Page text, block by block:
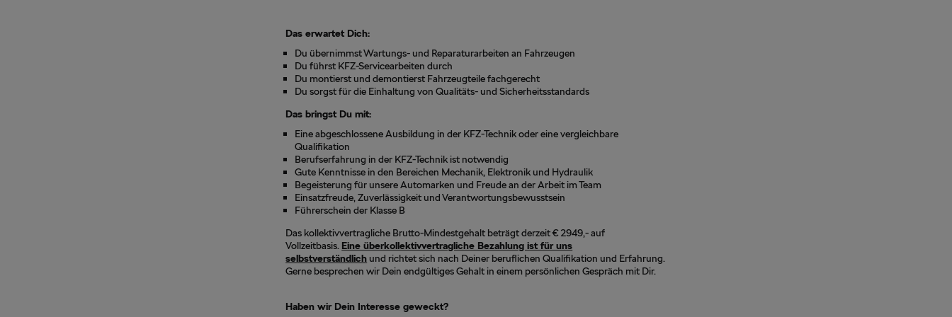
Das erwartet Dich:
Du übernimmst Wartungs- und Reparaturarbeiten an Fahrzeugen
Du führst KFZ-Servicearbeiten durch
Du montierst und demontierst Fahrzeugteile fachgerecht
Du sorgst für die Einhaltung von Qualitäts- und Sicherheitsstandards
Das bringst Du mit:
Eine abgeschlossene Ausbildung in der KFZ-Technik oder eine vergleichbare
Qualifikation
Berufserfahrung in der KFZ-Technik ist notwendig
Gute Kenntnisse in den Bereichen Mechanik, Elektronik und Hydraulik
Begeisterung für unsere Automarken und Freude an der Arbeit im Team
Einsatzfreude, Zuverlässigkeit und Verantwortungsbewusstsein
Führerschein der Klasse B
Das kollektivvertragliche Brutto-Mindestgehalt beträgt derzeit € 2949,- auf
Vollzeitbasis. Eine überkollektivvertragliche Bezahlung ist für uns
selbstverständlich und richtet sich nach Deiner beruflichen Qualifikation und Erfahrung.
Gerne besprechen wir Dein endgültiges Gehalt in einem persönlichen Gespräch mit Dir.
Haben wir Dein Interesse geweckt?